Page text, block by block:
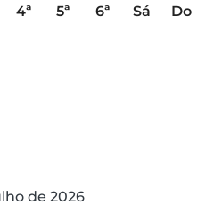
4ª 5ª 6ª Sá
Do
de 2026